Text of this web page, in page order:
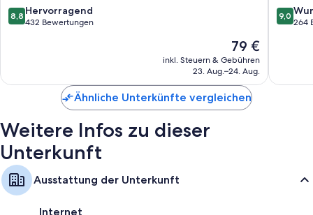
8.8
von
8,8 Hervorragend
432 Bewertungen
Der
Preis
beträgt
79 €
inkl. Steuern & Gebühren
23. Aug.–24. Aug.
9.0
von
9,0
264
Ähnliche Unterkünfte vergleichen
Weitere Infos zu dieser
Unterkunft
Ausstattung der Unterkunft
Internet